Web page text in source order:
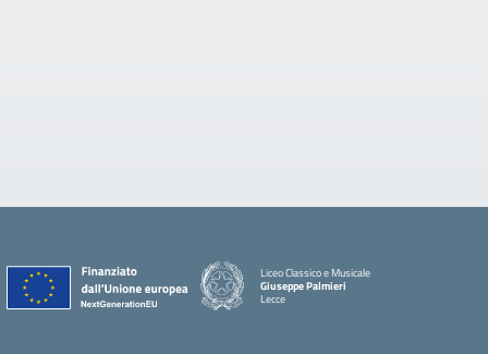
Liceo Classico e Musicale
Giuseppe Palmieri
Lecce